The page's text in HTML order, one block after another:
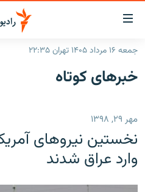
لینک‌های
قابلیت
دسترسی
بازگشت
اصلی
رفتن
صفحه
ایران
رادیو
انتخاب کنید و بشنوید
پادکست
جمعه ۱۶ مرداد ۱۴۰۵ تهران ۲۲:۳۵
خبرهای کوتاه
مهر ۲۹, ۱۳۹۸
نخستین نیروهای
وارد عراق شدند